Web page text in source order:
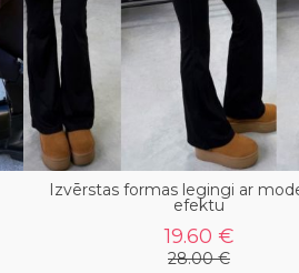
Izvērstas formas legingi ar
efektu
19.60 €
28.00 €